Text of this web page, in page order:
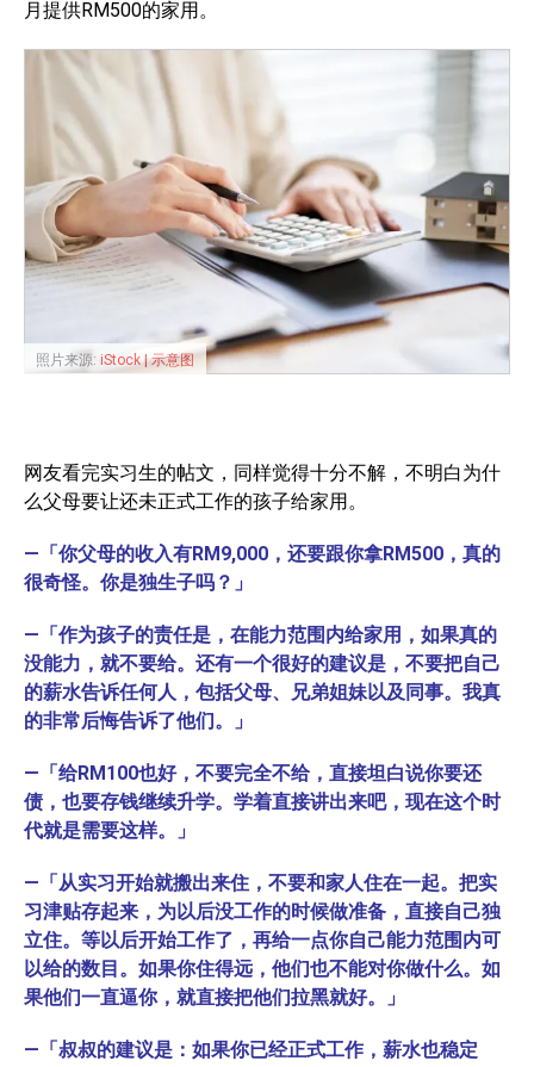
月提供RM500的家用。
照片来源: iStock | 示意图
网友看完实习生的帖文，同样觉得十分不解，不明白为什
么父母要让还未正式工作的孩子给家用。
—「你父母的收入有RM9,000，还要跟你拿RM500，真的
很奇怪。你是独生子吗？」
—「作为孩子的责任是，在能力范围内给家用，如果真的
没能力，就不要给。还有一个很好的建议是，不要把自己
的薪水告诉任何人，包括父母、兄弟姐妹以及同事。我真
的非常后悔告诉了他们。」
—「给RM100也好，不要完全不给，直接坦白说你要还
债，也要存钱继续升学。学着直接讲出来吧，现在这个时
代就是需要这样。」
—「从实习开始就搬出来住，不要和家人住在一起。把实
习津贴存起来，为以后没工作的时候做准备，直接自己独
立住。等以后开始工作了，再给一点你自己能力范围内可
以给的数目。如果你住得远，他们也不能对你做什么。如
果他们一直逼你，就直接把他们拉黑就好。」
—「叔叔的建议是：如果你已经正式工作，薪水也稳定